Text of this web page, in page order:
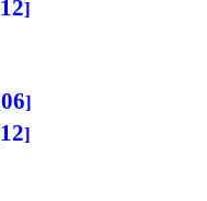
12
06
12